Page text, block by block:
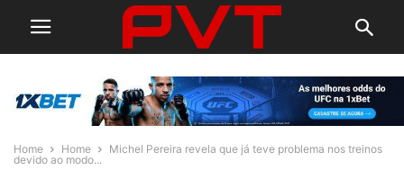
Home Home
Michel Pereira revela que já teve problema nos treinos
devido ao modo...